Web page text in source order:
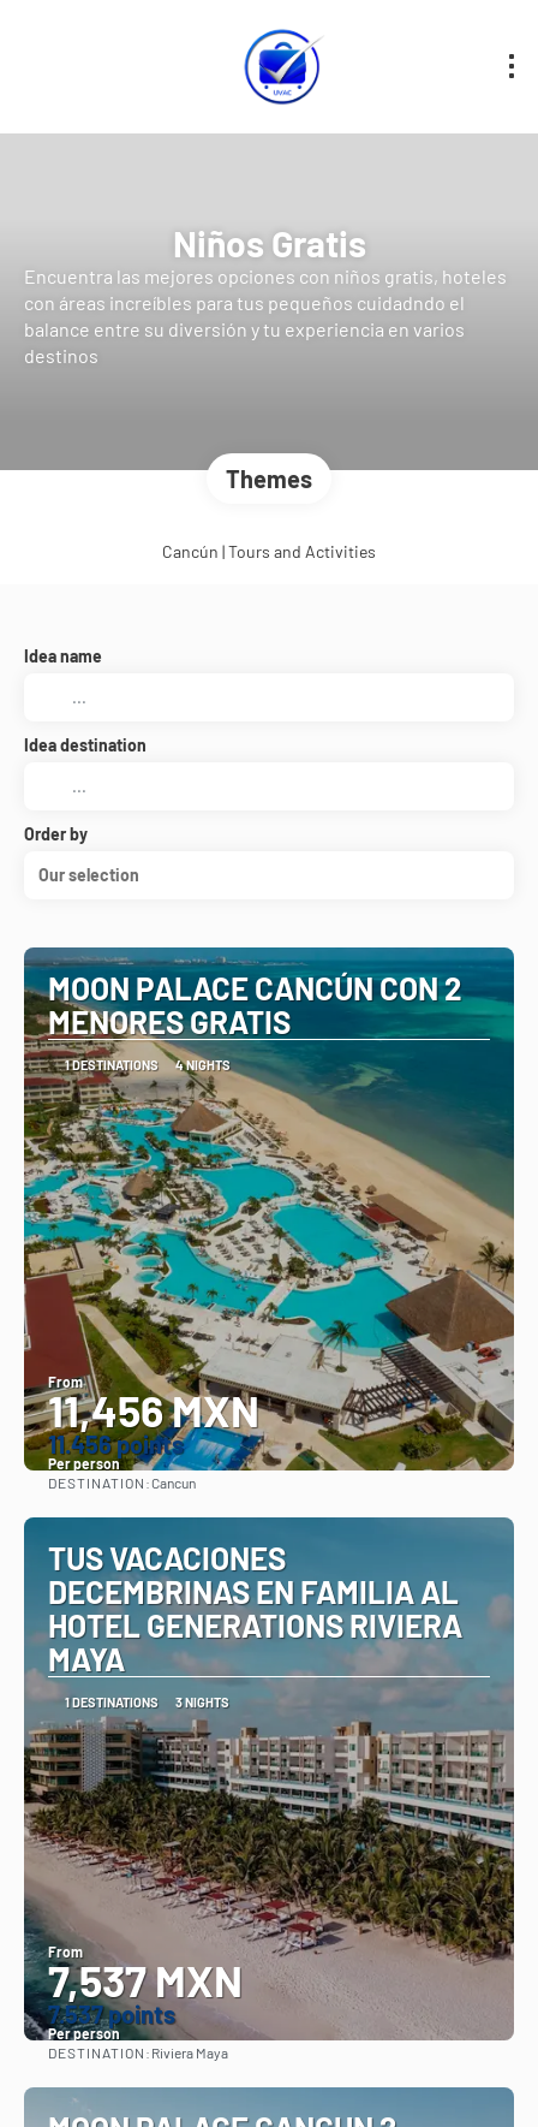
Niños Gratis
Encuentra las mejores opciones con niños gratis, hoteles
con áreas increíbles para tus pequeños cuidadndo el
balance entre su diversión y tu experiencia en varios
destinos
Themes
Cancún | Tours and Activities
Idea name
Idea destination
Order by
Our selection
MOON PALACE CANCÚN CON 2
MENORES GRATIS
1 DESTINATIONS 4 NIGHTS
From
11,456 MXN
11.456 points
Per person
DESTINATION:Cancun
TUS VACACIONES
DECEMBRINAS EN FAMILIA AL
HOTEL GENERATIONS RIVIERA
MAYA
1 DESTINATIONS 3 NIGHTS
From
7,537 MXN
7.537 points
Per person
DESTINATION: Riviera Maya